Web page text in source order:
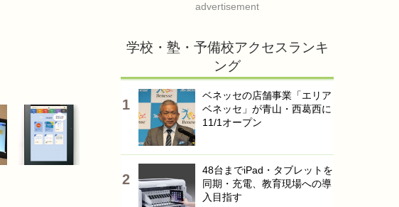
advertisement
学校・塾・予備校アクセスランキ
ング
ベネッセの店舗事業「エリア
ベネッセ」が青山・西葛西に
11/1オープン
48台までiPad・タブレットを
同期・充電、教育現場への導
入目指す